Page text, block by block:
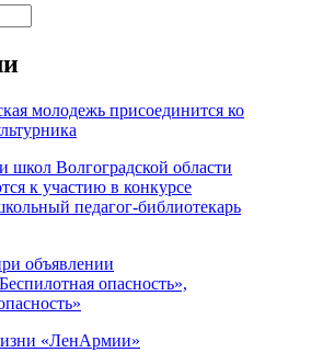
молодежь присоединится ко
школ Волгоградской области
к участию в конкурсе
педагог-библиотекарь
объявлении
опасность»,
«ЛенАрмии»